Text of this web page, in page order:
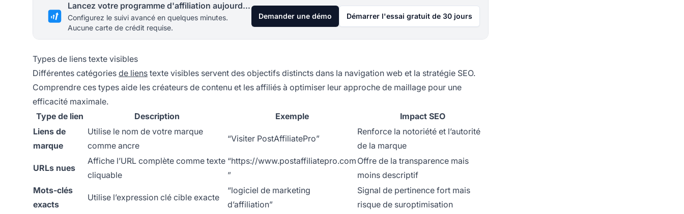
Lancez votre programme d'affiliation aujourd'hui
Configurez le suivi avancé en quelques minutes.
Aucune carte de crédit requise.
Demander une démo Démarrer l'essai gratuit de 30 jours
Types de liens texte visibles
Différentes catégories de liens texte visibles servent des objectifs distincts dans la navigation web et la stratégie SEO.
Comprendre ces types aide les créateurs de contenu et les affiliés à optimiser leur approche de maillage pour une
efficacité maximale.
Type de lien
Description Exemple
Impact SEO
Liens de
marque
Utilise le nom de votre marque
comme ancre
“Visiter PostAffiliatePro”
Renforce la notoriété et l’autorité
de la marque
URLs nues
Affiche l’URL complète comme texte
cliquable
“https://www.postaffiliatepro.com
”
Offre de la transparence mais
moins descriptif
Mots-clés
exacts
Utilise l’expression clé cible exacte
“logiciel de marketing
d’affiliation”
Signal de pertinence fort mais
risque de suroptimisation